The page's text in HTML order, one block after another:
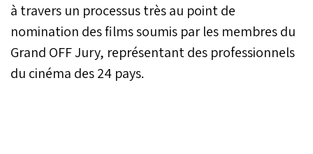
à travers un processus très au point de
nomination des films soumis par les membres du
Grand OFF Jury, représentant des professionnels
du cinéma des 24 pays.